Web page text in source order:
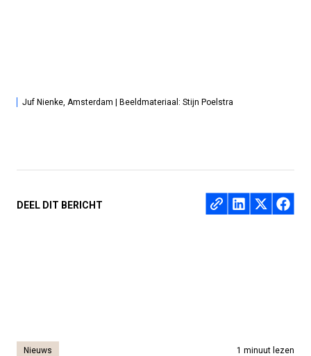
Juf Nienke, Amsterdam | Beeldmateriaal: Stijn Poelstra
DEEL DIT BERICHT Deel
Nieuws 1 minuut lezen